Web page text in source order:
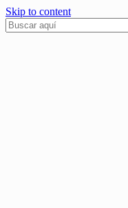
Skip to content